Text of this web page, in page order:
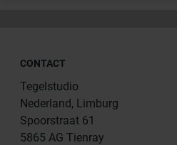
CONTACT
Tegelstudio
Nederland, Limburg
Spoorstraat 61
5865 AG Tienray